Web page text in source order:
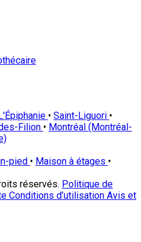
L'Épiphanie • Saint-Liguori •
Filion • Montréal (Montréal-
pied • Maison à étages •
réservés. Politique de
Conditions d’utilisation Avis et